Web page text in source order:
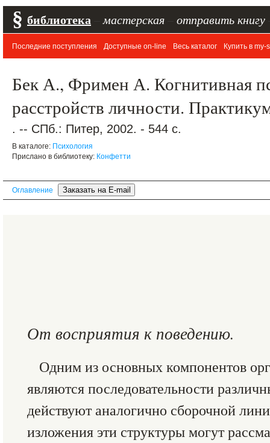
§ библиотека мастерская отправить книгу
Последние поступления Доступные on-line Весь каталог Купить в my-
Бек А., Фримен А. Когнитивная
расстройств личности.
. -- СПб.: Питер, 2002. - 544 с.
В каталоге: Психология
Прислано в библиотеку: Конфетти
Оглавление
От восприятия к поведению.
Одним из основных компонентов
являются последовательности
действуют аналогично сборочной
изложения эти структуры могут